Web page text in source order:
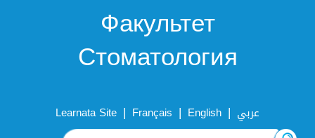
Факультет
Стоматология
Learnata Site | Français | English | عربي